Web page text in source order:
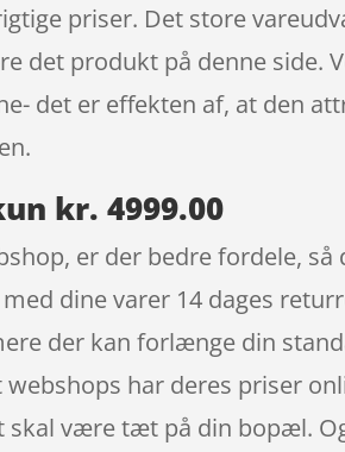
priser. Det store
det produkt på denne side.
det er effekten af, at den
kr. 4999.00
er der bedre fordele,
dine varer 14 dages
der kan forlænge din
har deres priser
være tæt på din bopæl.